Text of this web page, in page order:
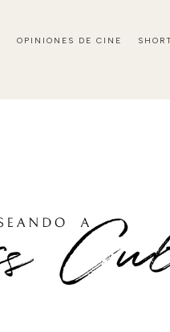
OPINIONES DE CINE